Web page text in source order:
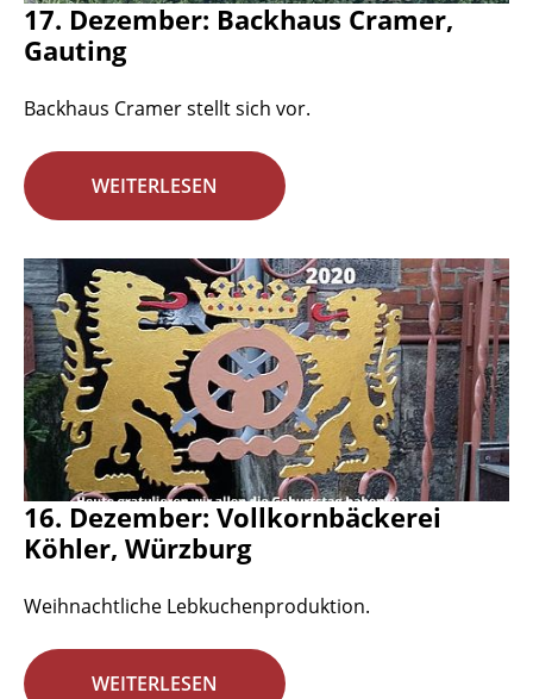
17. Dezember: Backhaus Cramer,
Gauting
Backhaus Cramer stellt sich vor.
WEITERLESEN
16. Dezember: Vollkornbäckerei
Köhler, Würzburg
Weihnachtliche Lebkuchenproduktion.
WEITERLESEN